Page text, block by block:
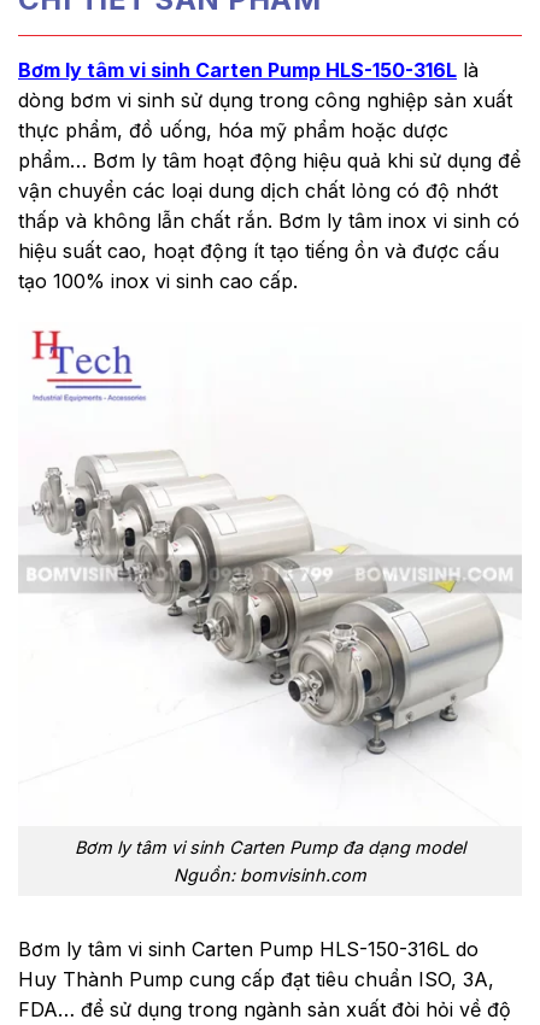
Bơm ly tâm vi sinh Carten Pump HLS-150-316L là
dòng bơm vi sinh sử dụng trong công nghiệp sản xuất
thực phẩm, đồ uống, hóa mỹ phẩm hoặc dược
phẩm… Bơm ly tâm hoạt động hiệu quả khi sử dụng để
vận chuyển các loại dung dịch chất lỏng có độ nhớt
thấp và không lẫn chất rắn. Bơm ly tâm inox vi sinh có
hiệu suất cao, hoạt động ít tạo tiếng ồn và được cấu
tạo 100% inox vi sinh cao cấp.
Bơm ly tâm vi sinh Carten Pump đa dạng model
Nguồn: bomvisinh.com
Bơm ly tâm vi sinh Carten Pump HLS-150-316L do
Huy Thành Pump cung cấp đạt tiêu chuẩn ISO, 3A,
FDA… để sử dụng trong ngành sản xuất đòi hỏi về độ